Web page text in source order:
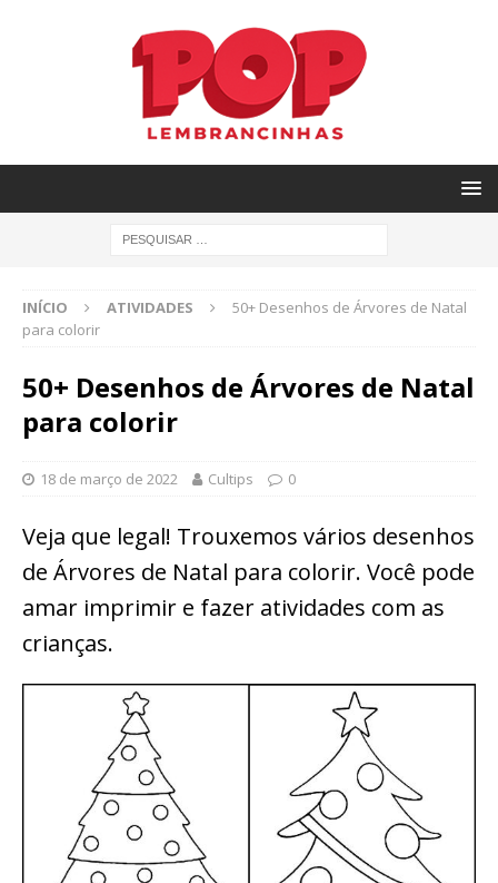
INÍCIO ATIVIDADES
50+ Desenhos de Árvores de Natal
para colorir
50+ Desenhos de Árvores de Natal
para colorir
18 de março de 2022 Cultips 0
Veja que legal! Trouxemos vários desenhos
de Árvores de Natal para colorir. Você pode
amar imprimir e fazer atividades com as
crianças.